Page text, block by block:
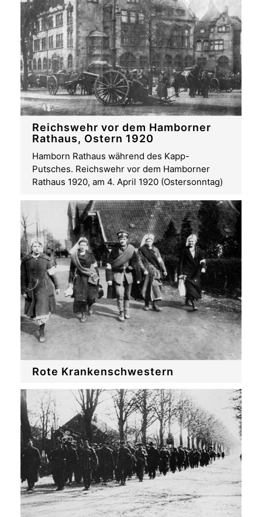
Reichswehr vor dem Hamborner
Rathaus, Ostern 1920
Hamborn Rathaus während des Kapp-
Putsches. Reichswehr vor dem Hamborner
Rathaus 1920, am 4. April 1920 (Ostersonntag)
Rote Krankenschwestern